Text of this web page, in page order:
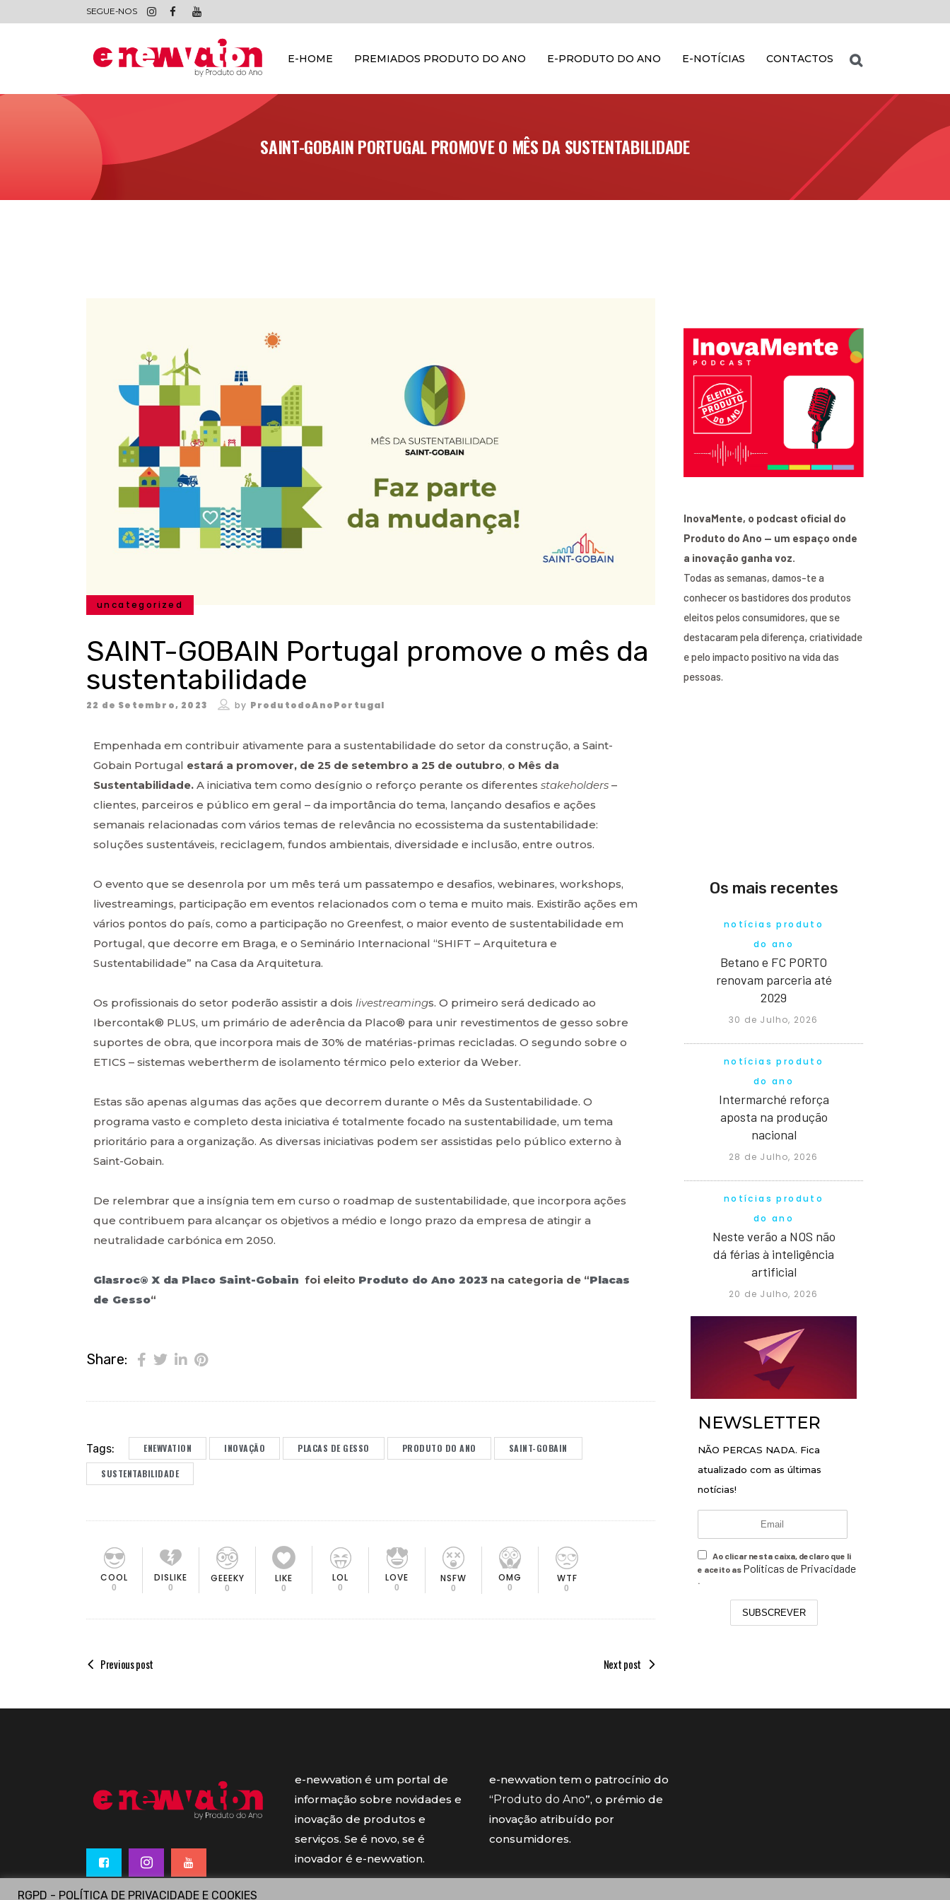
SEGUE-NOS
E-HOME PREMIADOS PRODUTO DO ANO E-PRODUTO DO ANO E-NOTÍCIAS CONTACTOS
SAINT-GOBAIN PORTUGAL PROMOVE O MÊS DA SUSTENTABILIDADE
uncategorized
SAINT-GOBAIN Portugal promove o mês da
sustentabilidade
22 de Setembro, 2023 by ProdutodoAnoPortugal
Empenhada em contribuir ativamente para a sustentabilidade do setor da construção, a Saint-
Gobain Portugal estará a promover, de 25 de setembro a 25 de outubro, o Mês da
Sustentabilidade. A iniciativa tem como desígnio o reforço perante os diferentes stakeholders –
clientes, parceiros e público em geral – da importância do tema, lançando desafios e ações
semanais relacionadas com vários temas de relevância no ecossistema da sustentabilidade:
soluções sustentáveis, reciclagem, fundos ambientais, diversidade e inclusão, entre outros.
O evento que se desenrola por um mês terá um passatempo e desafios, webinares, workshops,
livestreamings, participação em eventos relacionados com o tema e muito mais. Existirão ações em
vários pontos do país, como a participação no Greenfest, o maior evento de sustentabilidade em
Portugal, que decorre em Braga, e o Seminário Internacional “SHIFT – Arquitetura e
Sustentabilidade” na Casa da Arquitetura.
Os profissionais do setor poderão assistir a dois livestreamings. O primeiro será dedicado ao
Ibercontak® PLUS, um primário de aderência da Placo® para unir revestimentos de gesso sobre
suportes de obra, que incorpora mais de 30% de matérias-primas recicladas. O segundo sobre o
ETICS – sistemas webertherm de isolamento térmico pelo exterior da Weber.
Estas são apenas algumas das ações que decorrem durante o Mês da Sustentabilidade. O
programa vasto e completo desta iniciativa é totalmente focado na sustentabilidade, um tema
prioritário para a organização. As diversas iniciativas podem ser assistidas pelo público externo à
Saint-Gobain.
De relembrar que a insígnia tem em curso o roadmap de sustentabilidade, que incorpora ações
que contribuem para alcançar os objetivos a médio e longo prazo da empresa de atingir a
neutralidade carbónica em 2050.
Glasroc® X da Placo Saint-Gobain foi eleito Produto do Ano 2023 na categoria de “Placas
de Gesso“
Share:
Tags: ENEWVATION INOVAÇÃO PLACAS DE GESSO PRODUTO DO ANO SAINT-GOBAIN
SUSTENTABILIDADE
COOL
0
DISLIKE
0
GEEEKY
0
LIKE
0
LOL
0
LOVE
0
NSFW
0
OMG
0
WTF
0
Previous post Next post
InovaMente, o podcast oficial do
Produto do Ano — um espaço onde
a inovação ganha voz.
Todas as semanas, damos-te a
conhecer os bastidores dos produtos
eleitos pelos consumidores, que se
destacaram pela diferença, criatividade
e pelo impacto positivo na vida das
pessoas.
Os mais recentes
notícias produto
do ano
Betano e FC PORTO
renovam parceria até
2029
30 de Julho, 2026
notícias produto
do ano
Intermarché reforça
aposta na produção
nacional
28 de Julho, 2026
notícias produto
do ano
Neste verão a NOS não
dá férias à inteligência
artificial
20 de Julho, 2026
NEWSLETTER
NÃO PERCAS NADA. Fica
atualizado com as últimas
notícias!
Ao clicar nesta caixa, declaro que li
e aceito as Políticas de Privacidade
.
SUBSCREVER
e-newvation é um portal de
informação sobre novidades e
inovação de produtos e
serviços. Se é novo, se é
inovador é e-newvation.
e-newvation tem o patrocínio do
“ Produto do Ano”, o prémio de
inovação atribuído por
consumidores.
RGPD - POLÍTICA DE PRIVACIDADE E COOKIES